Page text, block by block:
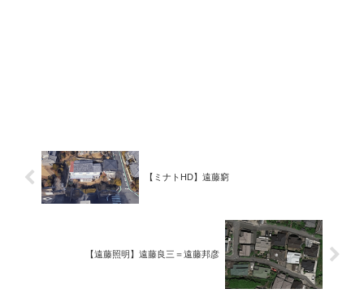
【ミナトHD】遠藤窮
【遠藤照明】遠藤良三＝遠藤邦彦